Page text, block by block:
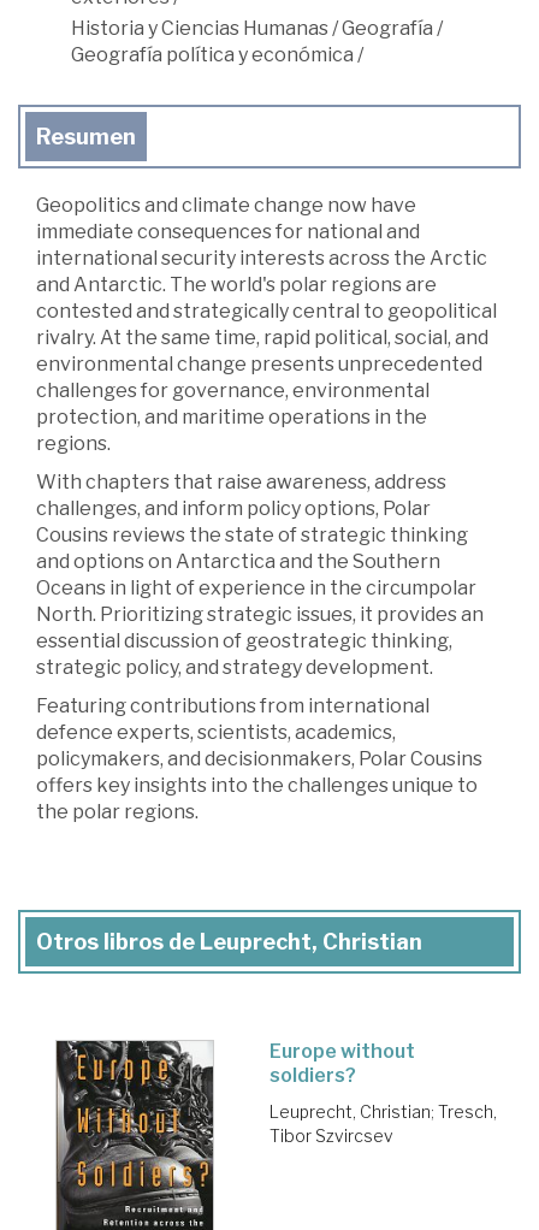
Historia y Ciencias Humanas/Geografía /
Geografía política y económica /
Resumen
Geopolitics and climate change now have
immediate consequences for national and
international security interests across the Arctic
and Antarctic. The world's polar regions are
contested and strategically central to geopolitical
rivalry. At the same time, rapid political, social, and
environmental change presents unprecedented
challenges for governance, environmental
protection, and maritime operations in the
regions.
With chapters that raise awareness, address
challenges, and inform policy options, Polar
Cousins reviews the state of strategic thinking
and options on Antarctica and the Southern
Oceans in light of experience in the circumpolar
North. Prioritizing strategic issues, it provides an
essential discussion of geostrategic thinking,
strategic policy, and strategy development.
Featuring contributions from international
defence experts, scientists, academics,
policymakers, and decisionmakers, Polar Cousins
offers key insights into the challenges unique to
the polar regions.
Otros libros de Leuprecht, Christian
Europe without
soldiers?
Leuprecht, Christian; Tresch,
Tibor Szvircsev